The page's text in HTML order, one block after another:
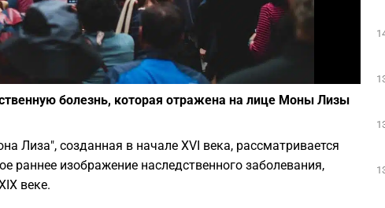
болезнь, которая отражена на лице Моны Лизы
Лиза", созданная в начале XVI века, рассматривается
раннее изображение наследственного заболевания,
веке.